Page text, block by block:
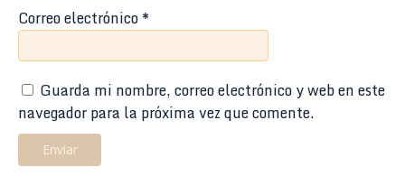
Correo electrónico*
Guarda mi nombre, correo electrónico y web en este
navegador para la próxima vez que comente.